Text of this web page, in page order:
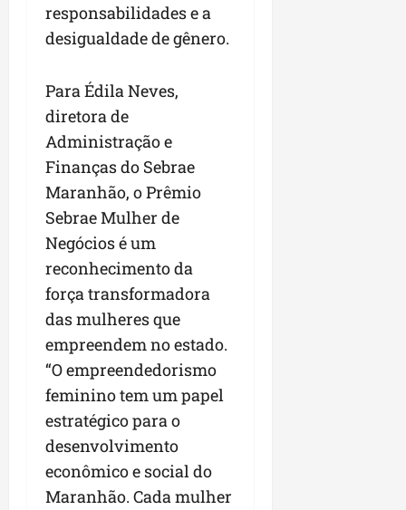
responsabilidades e a
desigualdade de gênero.
Para Édila Neves,
diretora de
Administração e
Finanças do Sebrae
Maranhão, o Prêmio
Sebrae Mulher de
Negócios é um
reconhecimento da
força transformadora
das mulheres que
empreendem no estado.
“O empreendedorismo
feminino tem um papel
estratégico para o
desenvolvimento
econômico e social do
Maranhão. Cada mulher